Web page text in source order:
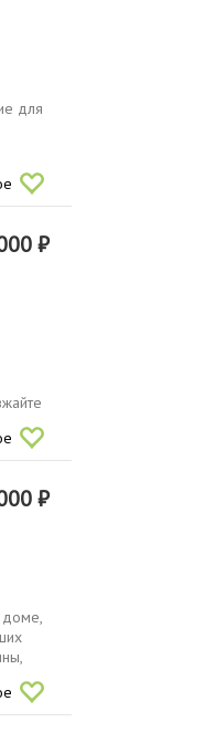
для
₽
₽